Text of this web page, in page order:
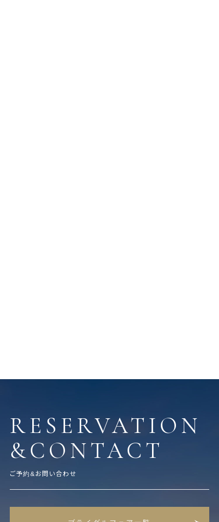
RESERVATION
&CONTACT
ご予約&お問い合わせ